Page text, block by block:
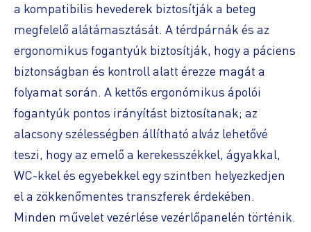
a kompatibilis hevederek biztosítják a beteg
megfelelő alátámasztását. A térdpárnák és az
ergonomikus fogantyúk biztosítják, hogy a páciens
biztonságban és kontroll alatt érezze magát a
folyamat során. A kettős ergonómikus ápolói
fogantyúk pontos irányítást biztosítanak; az
alacsony szélességben állítható alváz lehetővé
teszi, hogy az emelő a kerekesszékkel, ágyakkal,
WC-kkel és egyebekkel egy szintben helyezkedjen
el a zökkenőmentes transzferek érdekében.
Minden művelet vezérlése vezérlőpanelén történik.